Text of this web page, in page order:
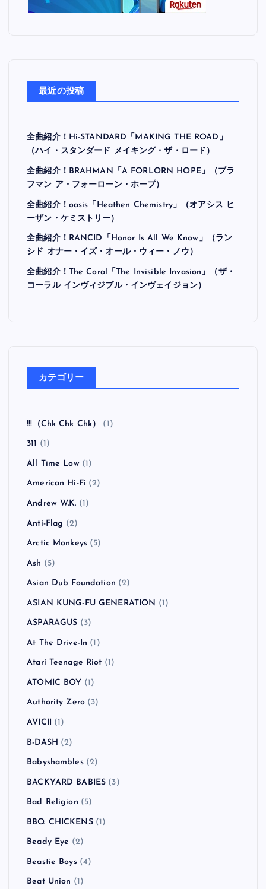
最近の投稿
全曲紹介！Hi-STANDARD「MAKING THE ROAD」
（ハイ・スタンダード メイキング・ザ・ロード）
全曲紹介！BRAHMAN「A FORLORN HOPE」（ブラ
フマン ア・フォーローン・ホープ）
全曲紹介！oasis「Heathen Chemistry」（オアシス ヒ
ーザン・ケミストリー）
全曲紹介！RANCID「Honor Is All We Know」（ラン
シド オナー・イズ・オール・ウィー・ノウ）
全曲紹介！The Coral「The Invisible Invasion」（ザ・
コーラル インヴィジブル・インヴェイジョン）
カテゴリー
!!!（Chk Chk Chk） (1)
311 (1)
All Time Low(1)
American Hi-Fi (2)
Andrew W.K. (1)
Anti-Flag (2)
Arctic Monkeys (5)
Ash (5)
Asian Dub Foundation (2)
ASIAN KUNG-FU GENERATION (1)
ASPARAGUS (3)
At The Drive-In (1)
Atari Teenage Riot (1)
ATOMIC BOY (1)
Authority Zero (3)
AVICII (1)
B-DASH (2)
Babyshambles(2)
BACKYARD BABIES (3)
Bad Religion (5)
BBQ CHICKENS(1)
Beady Eye (2)
Beastie Boys(4)
Beat Union (1)